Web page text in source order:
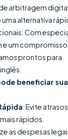
arbitragem
alternativa
Com
um
prontos para
beneficiar sua
: Evite atrasos
rápidos.
as despesas